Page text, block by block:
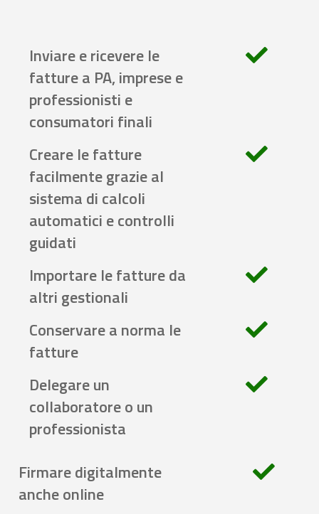
Inviare e ricevere le
fatture a PA, imprese e
professionisti e
consumatori finali
Creare le fatture
facilmente grazie al
sistema di calcoli
automatici e controlli
guidati
Importare le fatture da
altri gestionali
Conservare a norma le
fatture
Delegare un
collaboratore o un
professionista
Firmare digitalmente
anche online